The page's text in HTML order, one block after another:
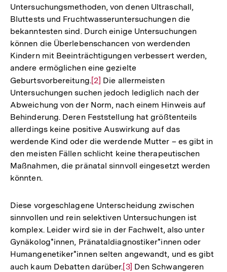
Untersuchungsmethoden, von denen Ultraschall,
Bluttests und Fruchtwasseruntersuchungen die
bekanntesten sind. Durch einige Untersuchungen
können die Überlebenschancen von werdenden
Kindern mit Beeinträchtigungen verbessert werden,
andere ermöglichen eine gezielte
Geburtsvorbereitung.Zur
Auflösung
der
Fußnote
[2] Die allermeisten
Untersuchungen suchen jedoch lediglich nach der
Abweichung von der Norm, nach einem Hinweis auf
Behinderung. Deren Feststellung hat größtenteils
allerdings keine positive Auswirkung auf das
werdende Kind oder die werdende Mutter – es gibt in
den meisten Fällen schlicht keine therapeutischen
Maßnahmen, die pränatal sinnvoll eingesetzt werden
könnten.
Diese vorgeschlagene Unterscheidung zwischen
sinnvollen und rein selektiven Untersuchungen ist
komplex. Leider wird sie in der Fachwelt, also unter
Gynäkolog*innen, Pränataldiagnostiker*innen oder
Humangenetiker*innen selten angewandt, und es gibt
auch kaum Debatten darüber.Zur
[3] Den Schwangeren